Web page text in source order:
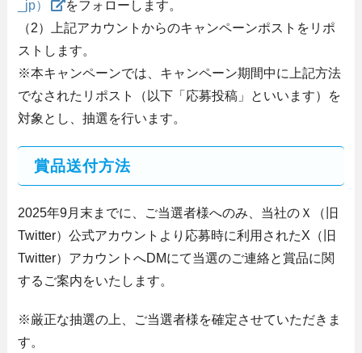
_jp）
をフォローします。
（2）上記アカウントからのキャンペーンポストをリポ
ストします。
※本キャンペーンでは、キャンペーン期間中に上記方法
でなされたリポスト（以下「応募投稿」といいます）を
対象とし、抽選を行います。
賞品送付方法
2025年9月末までに、ご当選者様へのみ、当社のＸ（旧
Twitter）公式アカウントより応募時に利用されたX（旧
Twitter）アカウントへDMにて当選のご連絡と賞品に関
するご案内をいたします。
※厳正な抽選の上、ご当選者様を確定させていただきま
す。